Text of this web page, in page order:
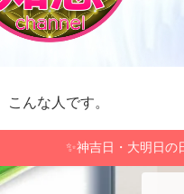
こんな人です。
✨神吉日・大明日の